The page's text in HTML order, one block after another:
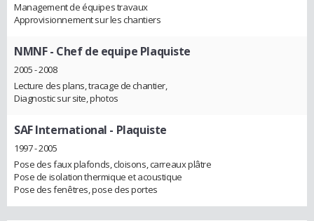
Management de équipes travaux
Approvisionnement sur les chantiers
NMNF- Chef de equipe Plaquiste
2005 - 2008
Lecture des plans, tracage de chantier,
Diagnostic sur site, photos
SAF International - Plaquiste
1997 - 2005
Pose des faux plafonds, cloisons, carreaux plâtre
Pose de isolation thermique et acoustique
Pose des fenêtres, pose des portes